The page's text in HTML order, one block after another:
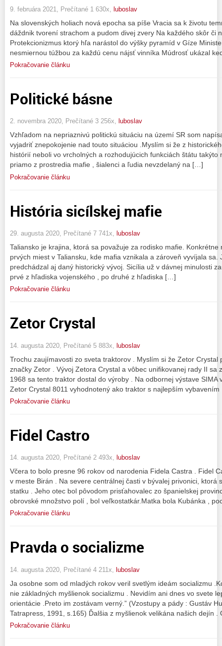
9. februára 2021, Prečítané 1 630x, luboslav
Na slovenských holiach nová epocha sa píše Vracia sa k životu
dáždnik tvorení strachom a pudom divej zvery Na každého skôr či
Protekcionizmus ktorý hľa narástol do výšky pyramíd v Gíze
nesmiernou túžbou za každú cenu nájsť vinníka Múdrosť ukázal
Pokračovanie článku
Politické básne
2. novembra 2020, Prečítané 3 256x, luboslav
Vzhľadom na nepriaznivú politickú situáciu na území SR som
vyjadriť znepokojenie nad touto situáciou .Myslím si že z
histórií neboli vo vrcholných a rozhodujúcich funkciách štátu
priamo z prostredia mafie , šialenci a ľudia nevzdelaný na […]
Pokračovanie článku
História sicílskej mafie
29. augusta 2020, Prečítané 7 741x, luboslav
Taliansko je krajina, ktorá sa považuje za rodisko mafie.
prvých miest v Taliansku, kde mafia vznikala a zároveň vyvíjala
predchádzal aj daný historický vývoj. Sicília už v dávnej minulosti
prvé z hľadiska vojenského , po druhé z hľadiska […]
Pokračovanie článku
Zetor Crystal
14. augusta 2020, Prečítané 5 883x, luboslav
Trochu zaujímavosti zo sveta traktorov . Myslím si že Zetor
značky Zetor . Vývoj Zetora Crystal a vôbec unifikovanej rady II sa
1968 sa tento traktor dostal do výroby . Na odbornej výstave SIMA
Zetor Crystal 8011 vyhodnotený ako traktor s najlepším
Pokračovanie článku
Fidel Castro
14. augusta 2020, Prečítané 2 493x, luboslav
Včera to bolo presne 96 rokov od narodenia Fidela Castra . Fidel
v meste Birán . Na severe centrálnej časti v bývalej privonici, ktorá
statku . Jeho otec bol pôvodom prisťahovalec zo španielskej
obrovské množstvo polí , bol veľkostatkár.Matka bola Kubánka ,
Pokračovanie článku
Pravda o socializme
14. augusta 2020, Prečítané 4 211x, luboslav
Ja osobne som od mladých rokov veril svetlým ideám socializmu
nie základných myšlienok socializmu . Nevidím ani dnes vo svete
orientácie .Preto im zostávam verný.” (Vzostupy a pády : Gustáv
Tatrapress, 1991, s.165) Ďalšia z myšlienok velikána našich dejín
Pokračovanie článku